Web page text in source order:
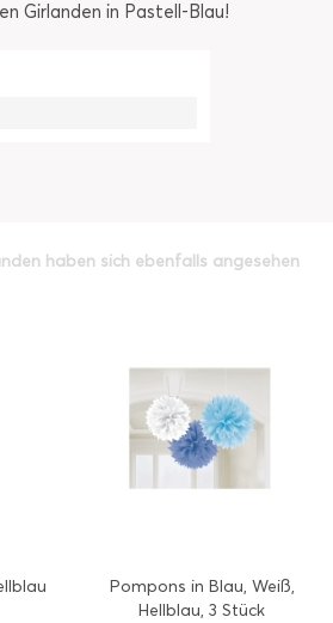
Girlanden in Pastell-Blau!
haben sich ebenfalls angesehen
Pompons in Blau, Weiß,
Hellblau, 3 Stück